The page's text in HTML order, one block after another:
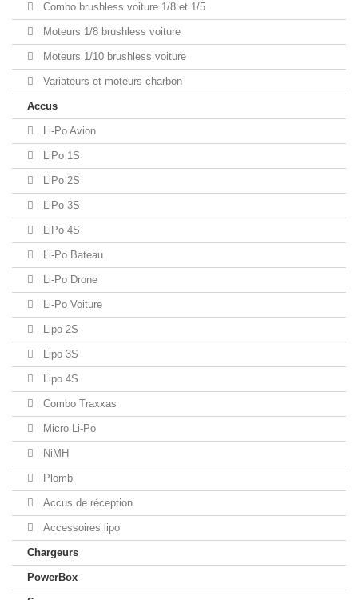
Combo brushless voiture 1/8 et 1/5
Moteurs 1/8 brushless voiture
Moteurs 1/10 brushless voiture
Variateurs et moteurs charbon
Accus
Li-Po Avion
LiPo 1S
LiPo 2S
LiPo 3S
LiPo 4S
Li-Po Bateau
Li-Po Drone
Li-Po Voiture
Lipo 2S
Lipo 3S
Lipo 4S
Combo Traxxas
Micro Li-Po
NiMH
Plomb
Accus de réception
Accessoires lipo
Chargeurs
PowerBox